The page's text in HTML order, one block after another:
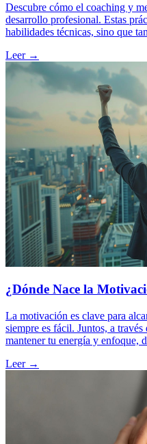
Descubre cómo el coaching y
desarrollo profesional. Estas
habilidades técnicas, sino que
Leer →
¿Dónde Nace la
La motivación es clave para
siempre es fácil. Juntos, a
mantener tu energía y enfoque,
Leer →